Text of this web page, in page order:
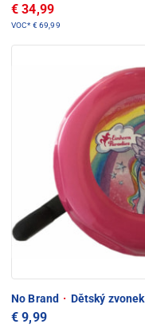
€ 34,99
VOC* € 69,99
No Brand · Dětský
€ 9,99